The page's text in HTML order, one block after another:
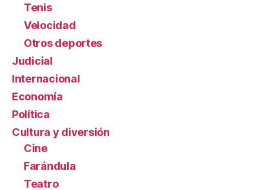
Tenis
Velocidad
Otros deportes
Judicial
Internacional
Economía
Política
Cultura y diversión
Cine
Farándula
Teatro